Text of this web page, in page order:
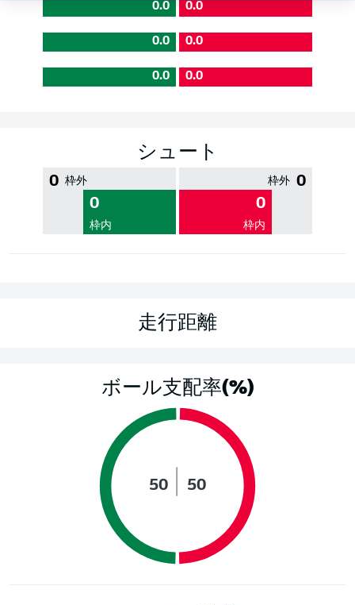
0.0 0.0
0.0 0.0
0.0 0.0
シュート
0 枠外
0
枠内
0
枠外
0
枠内
走行距離
ボール支配率(%)
50 50